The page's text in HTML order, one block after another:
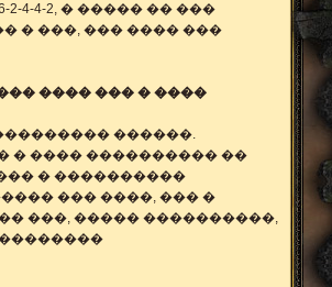
4-2, � ����� �� ���
� ���, ��� ���� ���
���� ��� � ����
������.
� ���� ���������� ��
� ����������
��� ����, ��� �
���, ����� ����������,